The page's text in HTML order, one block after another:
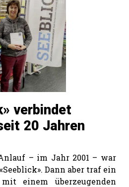
verbindet
20 Jahren
– im Jahr 2001 – war
Dann aber traf ein
einem überzeugenden